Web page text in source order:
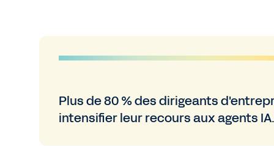
Plus de 80 % des dirigeants
intensifier leur recours aux agents IA.